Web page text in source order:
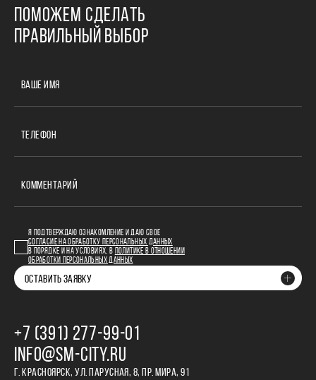
ПОМОЖЕМ СДЕЛАТЬ
ПРАВИЛЬНЫЙ ВЫБОР
ВАШЕ ИМЯ
ТЕЛЕФОН
КОММЕНТАРИЙ
Я ПОДТВЕРЖДАЮ ОЗНАКОМЛЕНИЕ И ДАЮ СВОЕ
СОГЛАСИЕ НА ОБРАБОТКУ ПЕРСОНАЛЬНЫХ ДАННЫХ
В ПОРЯДКЕ И НА УСЛОВИЯХ, В
ПОЛИТИКЕ В ОТНОШЕНИИ
ОБРАБОТКИ ПЕРСОНАЛЬНЫХ ДАННЫХ
ОСТАВИТЬ ЗАЯВКУ
+7 (391) 277‒99‒01
INFO@SM-CITY.RU
Г. КРАСНОЯРСК, УЛ. ПАРУСНАЯ, 8, ПР. МИРА, 91